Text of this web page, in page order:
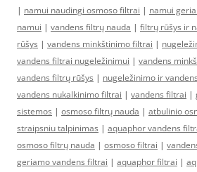
| namui naudingi osmoso filtrai | namui
namui | vandens filtrų nauda | filtrų rūšys ir
rūšys | vandens minkštinimo filtrai |
vandens filtrai nugeležinimui | vandens
vandens filtrų rūšys | nugeležinimo ir
vandens nukalkinimo filtrai | vandens filtrai |
sistemos | osmoso filtrų nauda | atbulinio
straipsniu talpinimas | aquaphor vandens
osmoso filtrų nauda | osmoso filtrai |
geriamo vandens filtrai | aquaphor filtrai |